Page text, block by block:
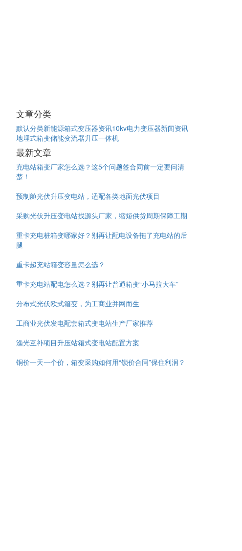
文章分类
默认分类新能源箱式变压器资讯10kv电力变压器新闻资讯
地埋式箱变储能变流器升压一体机
最新文章
充电站箱变厂家怎么选？这5个问题签合同前一定要问清
楚！
预制舱光伏升压变电站，适配各类地面光伏项目
采购光伏升压变电站找源头厂家，缩短供货周期保障工期
重卡充电桩箱变哪家好？别再让配电设备拖了充电站的后
腿
重卡超充站箱变容量怎么选？
重卡充电站配电怎么选？别再让普通箱变“小马拉大车”
分布式光伏欧式箱变，为工商业并网而生
工商业光伏发电配套箱式变电站生产厂家推荐
渔光互补项目升压站箱式变电站配置方案
铜价一天一个价，箱变采购如何用“锁价合同”保住利润？